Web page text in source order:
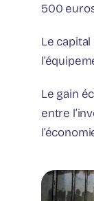
500
Le
Le gain
entre